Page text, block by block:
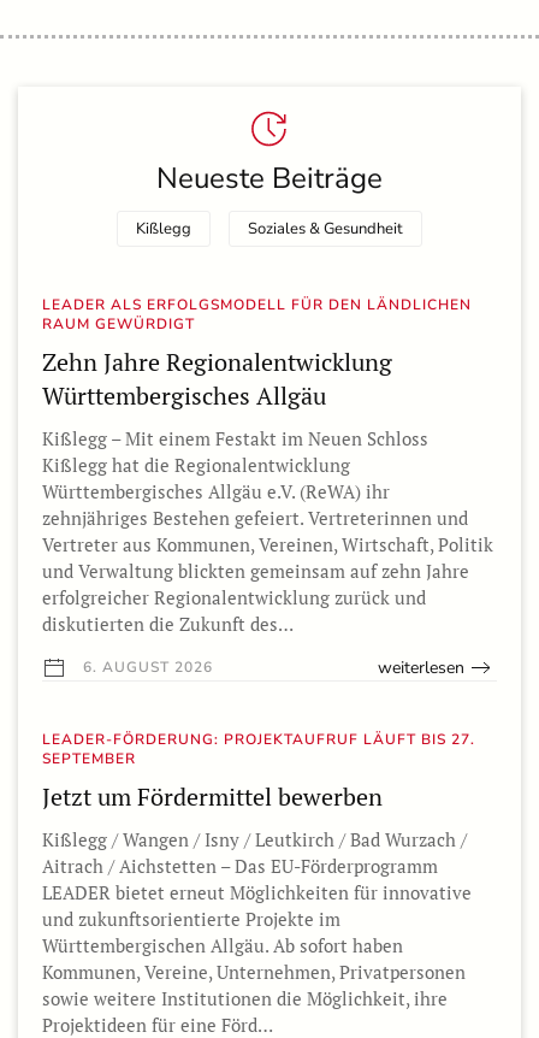
Neueste Beiträge
Kißlegg Soziales & Gesundheit
LEADER ALS ERFOLGSMODELL FÜR DEN LÄNDLICHEN
RAUM GEWÜRDIGT
Zehn Jahre Regionalentwicklung
Württembergisches Allgäu
Kißlegg – Mit einem Festakt im Neuen Schloss
Kißlegg hat die Regionalentwicklung
Württembergisches Allgäu e.V. (ReWA) ihr
zehnjähriges Bestehen gefeiert. Vertreterinnen und
Vertreter aus Kommunen, Vereinen, Wirtschaft, Politik
und Verwaltung blickten gemeinsam auf zehn Jahre
erfolgreicher Regionalentwicklung zurück und
diskutierten die Zukunft des…
6. AUGUST 2026 weiterlesen
LEADER-FÖRDERUNG: PROJEKTAUFRUF LÄUFT BIS 27.
SEPTEMBER
Jetzt um Fördermittel bewerben
Kißlegg / Wangen / Isny / Leutkirch / Bad Wurzach /
Aitrach / Aichstetten – Das EU-Förderprogramm
LEADER bietet erneut Möglichkeiten für innovative
und zukunftsorientierte Projekte im
Württembergischen Allgäu. Ab sofort haben
Kommunen, Vereine, Unternehmen, Privatpersonen
sowie weitere Institutionen die Möglichkeit, ihre
Projektideen für eine Förd…